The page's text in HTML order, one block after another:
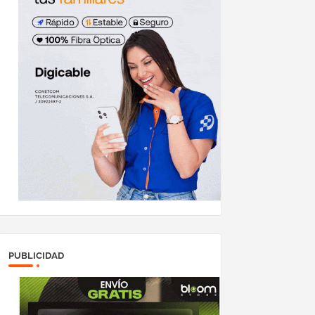
PUBLICIDAD